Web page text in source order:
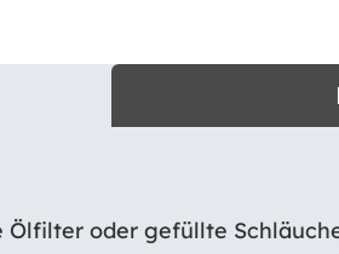
Ölfilter oder gefüllte